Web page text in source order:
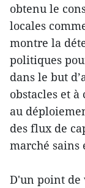
obtenu le
locales
montre la
politiques
dans le but
obstacles et
au
des flux de
marché sains
D'un point de